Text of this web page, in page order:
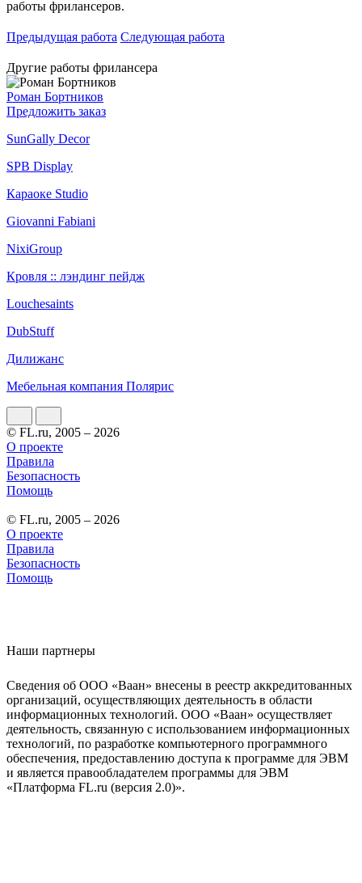
работы фрилансеров.
Предыдущая работа Следующая работа
Другие работы фрилансера
Роман Бортников
Предложить заказ
SunGally Decor
SPB Display
Караоке Studio
Giovanni Fabiani
NixiGroup
Кровля :: лэндинг пейдж
Louchesaints
DubStuff
Дилижанс
Мебельная компания Полярис
© FL.ru, 2005 – 2026
О проекте
Правила
Безопасность
Помощь
© FL.ru, 2005 – 2026
О проекте
Правила
Безопасность
Помощь
Наши партнеры
Сведения об ООО «Ваан» внесены в реестр аккредитованных
организаций, осуществляющих деятельность в области
информационных технологий. ООО «Ваан» осуществляет
деятельность, связанную с использованием информационных
технологий, по разработке компьютерного программного
обеспечения, предоставлению доступа к программе для ЭВМ
и является правообладателем программы для ЭВМ
«Платформа FL.ru (версия 2.0)».